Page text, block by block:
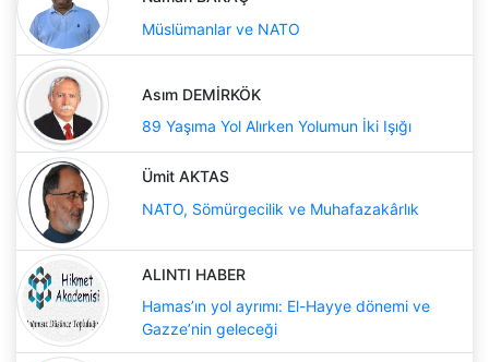
Müslümanlar ve NATO
Asım DEMİRKÖK
89 Yaşıma Yol Alırken Yolumun İki Işığı
Ümit AKTAS
NATO, Sömürgecilik ve Muhafazakârlık
ALINTI HABER
Hamas’ın yol ayrımı: El-Hayye dönemi ve
Gazze’nin geleceği